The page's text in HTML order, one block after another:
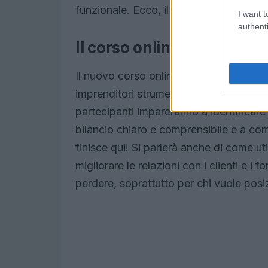
I want
funzionale. Ecco, il bilancio di
Il corso online: cosa
Il nuovo corso online sul bilancio di
imprenditori strumenti pratici e
partecipanti impareranno a
bilancio chiaro e comprensibile e a
finisce qui! Si parlerà anche di come
migliorare le relazioni con i clienti e i
perdere, soprattutto per chi vuole